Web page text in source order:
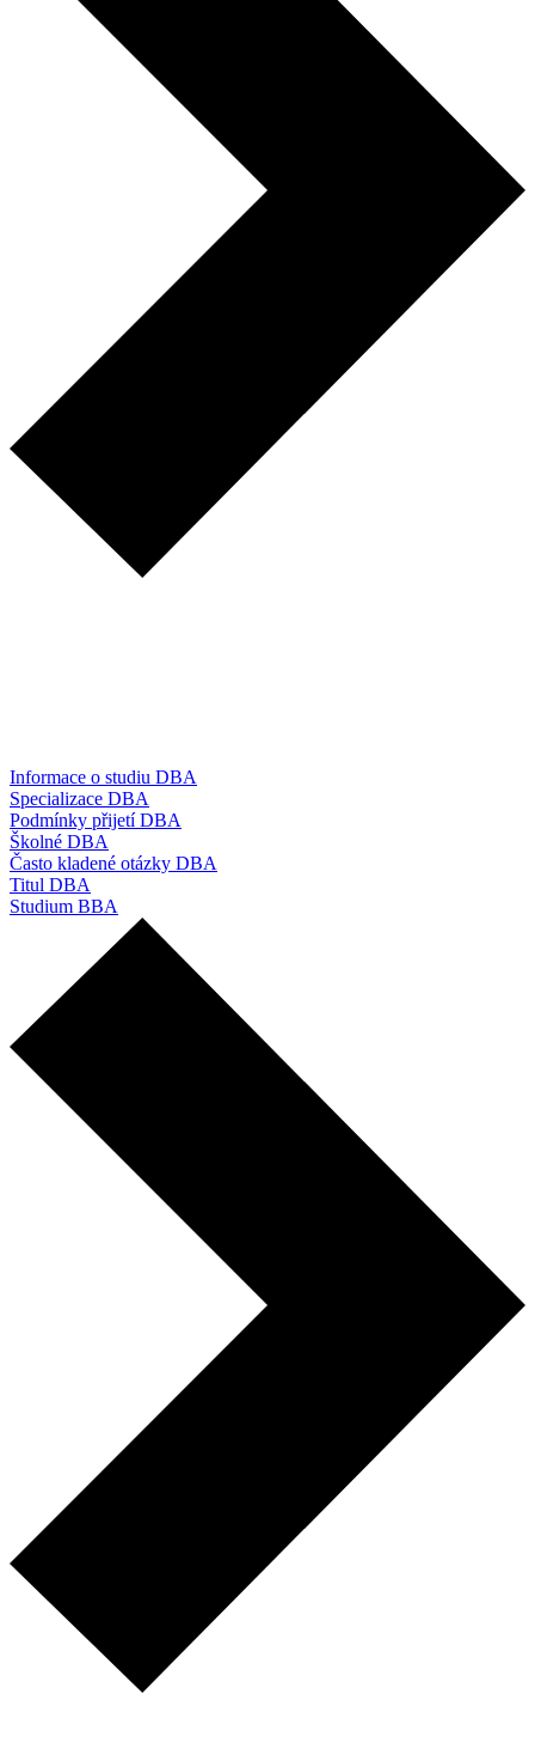
Informace o studiu DBA
Specializace DBA
Podmínky přijetí DBA
Školné DBA
Často kladené otázky DBA
Titul DBA
Studium BBA